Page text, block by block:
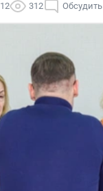
312 Обсудить